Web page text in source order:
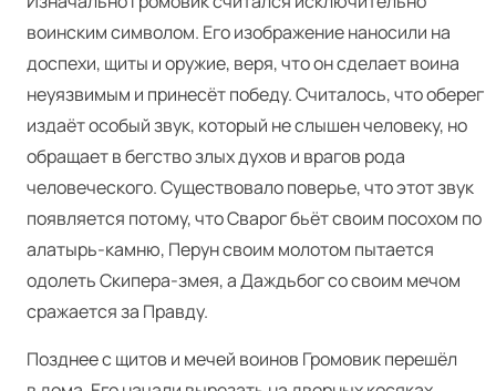
воинским символом. Его изображение наносили на
доспехи, щиты и оружие, веря, что он сделает воина
неуязвимым и принесёт победу. Считалось, что оберег
издаёт особый звук, который не слышен человеку, но
обращает в бегство злых духов и врагов рода
человеческого. Существовало поверье, что этот звук
появляется потому, что Сварог бьёт своим посохом по
алатырь-камню, Перун своим молотом пытается
одолеть Скипера-змея, а Даждьбог со своим мечом
сражается за Правду.
Позднее с щитов и мечей воинов Громовик перешёл